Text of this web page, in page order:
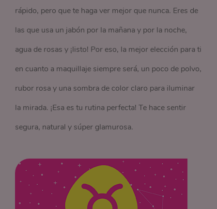
rápido, pero que te haga ver mejor que nunca. Eres de
las que usa un jabón por la mañana y por la noche,
agua de rosas y ¡listo! Por eso, la mejor elección para ti
en cuanto a maquillaje siempre será, un poco de polvo,
rubor rosa y una sombra de color claro para iluminar
la mirada. ¡Esa es tu rutina perfecta! Te hace sentir
segura, natural y súper glamurosa.